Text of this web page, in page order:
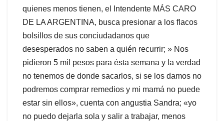
quienes menos tienen, el Intendente MÁS CARO
DE LA ARGENTINA, busca presionar a los flacos
bolsillos de sus conciudadanos que
desesperados no saben a quién recurrir; » Nos
pidieron 5 mil pesos para ésta semana y la verdad
no tenemos de donde sacarlos, si se los damos no
podremos comprar remedios y mi mamá no puede
estar sin ellos», cuenta con angustia Sandra; «yo
no puedo dejarla sola y salir a trabajar, menos